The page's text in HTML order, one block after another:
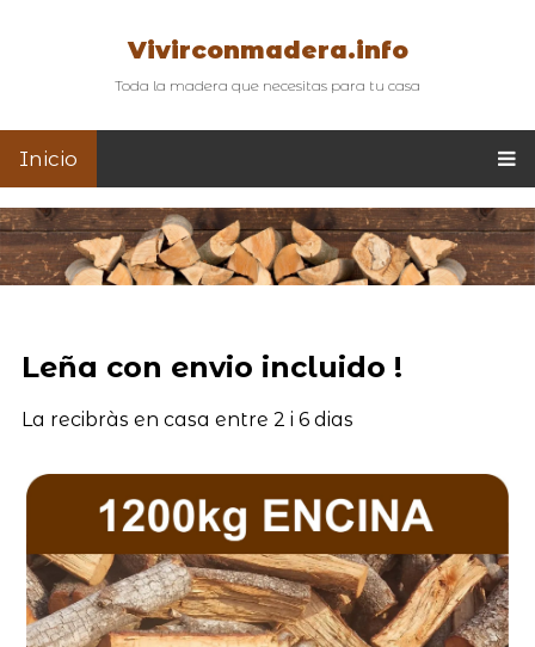
Vivirconmadera.info
Toda la madera que necesitas para tu casa
Inicio
Leña con envio incluido !
La recibràs en casa entre 2 i 6 dias